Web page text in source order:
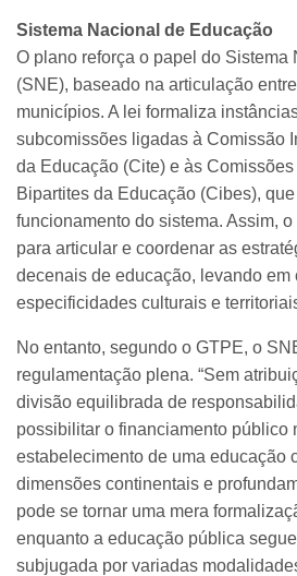
Sistema Nacional de Educação
O plano reforça o papel do
(SNE), baseado na articulação
municípios. A lei formaliza
subcomissões ligadas à Comissão
da Educação (Cite) e às
Bipartites da Educação (Cibes),
funcionamento do sistema. Assim,
para articular e coordenar as
decenais de educação, levando em
especificidades culturais e
No entanto, segundo o GTPE, o
regulamentação plena. “Sem
divisão equilibrada de
possibilitar o financiamento público
estabelecimento de uma educação
dimensões continentais e
pode se tornar uma mera
enquanto a educação pública
subjugada por variadas